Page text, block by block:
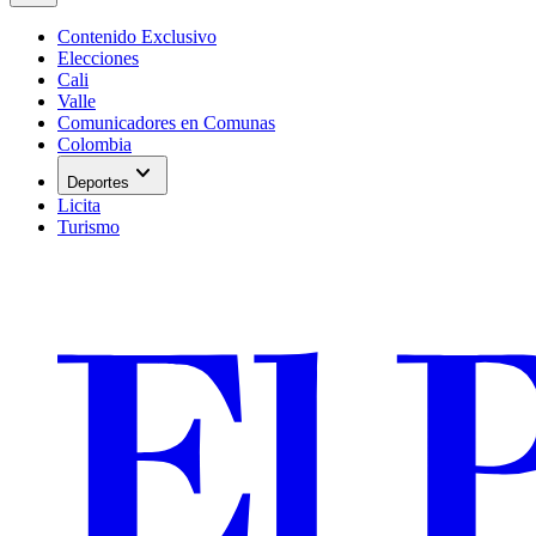
Contenido Exclusivo
Elecciones
Cali
Valle
Comunicadores en Comunas
Colombia
Deportes expand_more
Licita
Turismo